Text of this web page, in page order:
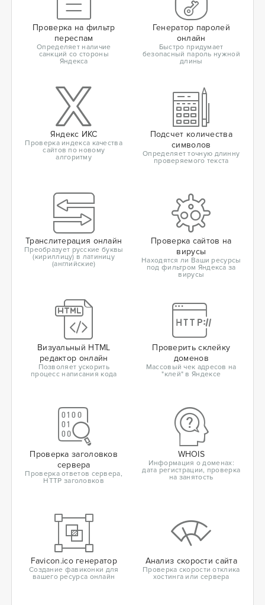
Проверка на фильтр
переспам
Определяет наличие
санкций со стороны
Яндекса
Генератор паролей
онлайн
Быстро придумает
безопасный пароль нужной
длины
Яндекс ИКС
Проверка индекса качества
сайтов по новому
алгоритму
Подсчет количества
символов
Определяет точную длинну
проверяемого текста
Транслитерация онлайн
Преобразует русские буквы
(кириллицу) в латиницу
(английские)
Проверка сайтов на
вирусы
Находятся ли Ваши ресурсы
под фильтром Яндекса за
вирусы
Визуальный HTML
редактор онлайн
Позволяет ускорить
процесс написания кода
Проверить склейку
доменов
Массовый чек адресов на
"клей" в Яндексе
Проверка заголовков
сервера
Проверка ответов сервера,
HTTP заголовков
WHOIS
Информация о доменах:
дата регистрации, проверка
на занятость
Favicon.ico генератор
Создание фавиконки для
вашего ресурса онлайн
Анализ скорости сайта
Проверка скорости отклика
хостинга или сервера